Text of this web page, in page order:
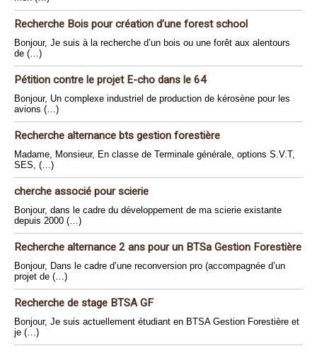
Recherche Bois pour création d’une forest school
Bonjour, Je suis à la recherche d’un bois ou une forêt aux alentours
de (…)
Pétition contre le projet E-cho dans le 64
Bonjour, Un complexe industriel de production de kérosène pour les
avions (…)
Recherche alternance bts gestion forestière
Madame, Monsieur, En classe de Terminale générale, options S.V.T,
SES, (…)
cherche associé pour scierie
Bonjour, dans le cadre du développement de ma scierie existante
depuis 2000 (…)
Recherche alternance 2 ans pour un BTSa Gestion Forestière
Bonjour, Dans le cadre d’une reconversion pro (accompagnée d’un
projet de (…)
Recherche de stage BTSA GF
Bonjour, Je suis actuellement étudiant en BTSA Gestion Forestière et
je (…)